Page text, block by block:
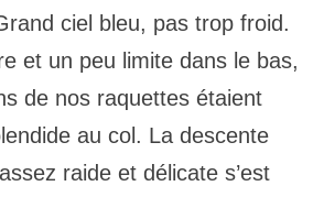
ciel bleu, pas trop froid.
et un peu limite dans le bas,
de nos raquettes étaient
au col. La descente
raide et délicate s’est